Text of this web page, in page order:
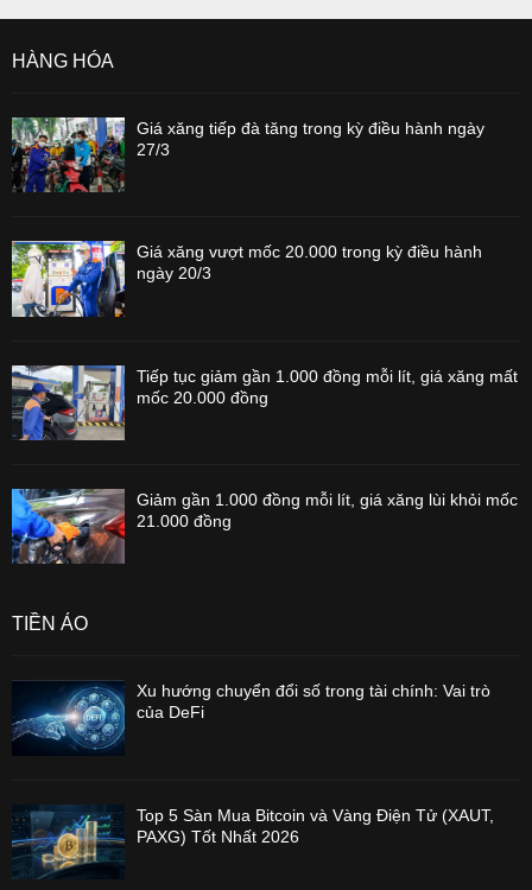
HÀNG HÓA
Giá xăng tiếp đà tăng trong kỳ điều hành ngày
27/3
Giá xăng vượt mốc 20.000 trong kỳ điều hành
ngày 20/3
Tiếp tục giảm gần 1.000 đồng mỗi lít, giá xăng mất
mốc 20.000 đồng
Giảm gần 1.000 đồng mỗi lít, giá xăng lùi khỏi mốc
21.000 đồng
TIỀN ẢO
Xu hướng chuyển đổi số trong tài chính: Vai trò
của DeFi
Top 5 Sàn Mua Bitcoin và Vàng Điện Tử (XAUT,
PAXG) Tốt Nhất 2026